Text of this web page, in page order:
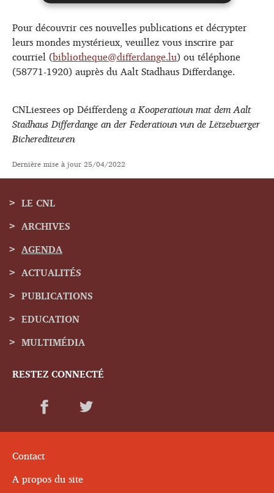
Pour découvrir ces nouvelles publications et décrypter
leurs mondes mystérieux, veuillez vous inscrire par
courriel (bibliotheque@differdange.lu) ou téléphone
(58771-1920) auprès du Aalt Stadhaus Differdange.
CNLiesrees op Déifferdenga Kooperatioun mat dem Aalt
Stadhaus Differdange an der Federatioun vun de Lëtzebuerger
Bicherediteuren
Dernière mise à jour25/04/2022
Menu
de
navigation
LE CNL
ARCHIVES
AGENDA
ACTUALITÉS
PUBLICATIONS
EDUCATION
MULTIMÉDIA
RESTEZ CONNECTÉ
Contact
A propos du site